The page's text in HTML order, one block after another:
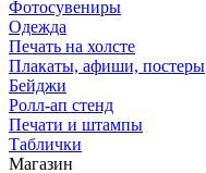
Фотосувениры
Одежда
Печать на холсте
Плакаты, афиши, постеры
Бейджи
Ролл-ап стенд
Печати и штампы
Таблички
Магазин